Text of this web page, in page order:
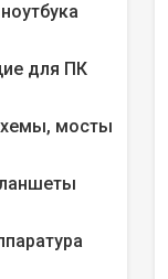
для ПК
мосты